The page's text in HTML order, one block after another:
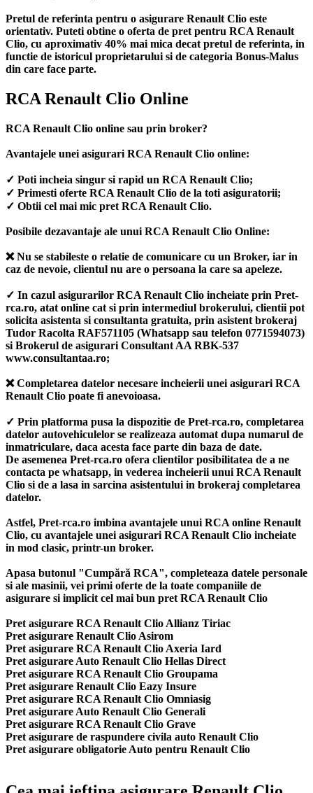
Pretul de referinta pentru o asigurare Renault Clio este
orientativ. Puteti obtine o oferta de pret pentru RCA Renault
Clio, cu aproximativ 40% mai mica decat pretul de referinta, in
functie de istoricul proprietarului si de categoria Bonus-Malus
din care face parte.
RCA Renault Clio Online
RCA Renault Clio online sau prin broker?
Avantajele unei asigurari RCA Renault Clio online:
✓ Poti incheia singur si rapid un RCA Renault Clio;
✓ Primesti oferte RCA Renault Clio de la toti asiguratorii;
✓ Obtii cel mai mic pret RCA Renault Clio.
Posibile dezavantaje ale unui RCA Renault Clio Online:
❌ Nu se stabileste o relatie de comunicare cu un Broker, iar in
caz de nevoie, clientul nu are o persoana la care sa apeleze.
✓ In cazul asigurarilor RCA Renault Clio incheiate prin Pret-
rca.ro, atat online cat si prin intermediul brokerului, clientii pot
solicita asistenta si consultanta gratuita, prin asistent brokeraj
Tudor Racolta RAF571105 (Whatsapp sau telefon 0771594073)
si Brokerul de asigurari Consultant AA RBK-537
www.consultantaa.ro;
❌ Completarea datelor necesare incheierii unei asigurari RCA
Renault Clio poate fi anevoioasa.
✓ Prin platforma pusa la dispozitie de Pret-rca.ro, completarea
datelor autovehiculelor se realizeaza automat dupa numarul de
inmatriculare, daca acesta face parte din baza de date.
De asemenea Pret-rca.ro ofera clientilor posibilitatea de a ne
contacta pe whatsapp, in vederea incheierii unui RCA Renault
Clio si de a lasa in sarcina asistentului in brokeraj completarea
datelor.
Astfel, Pret-rca.ro imbina avantajele unui RCA online Renault
Clio, cu avantajele unei asigurari RCA Renault Clio incheiate
in mod clasic, printr-un broker.
Apasa butonul "Cumpără RCA", completeaza datele personale
si ale masinii, vei primi oferte de la toate companiile de
asigurare si implicit cel mai bun pret RCA Renault Clio
Pret asigurare RCA Renault Clio Allianz Tiriac
Pret asigurare Renault Clio Asirom
Pret asigurare RCA Renault Clio Axeria Iard
Pret asigurare Auto Renault Clio Hellas Direct
Pret asigurare RCA Renault Clio Groupama
Pret asigurare Renault Clio Eazy Insure
Pret asigurare RCA Renault Clio Omniasig
Pret asigurare Auto Renault Clio Generali
Pret asigurare RCA Renault Clio Grave
Pret asigurare de raspundere civila auto Renault Clio
Pret asigurare obligatorie Auto pentru Renault Clio